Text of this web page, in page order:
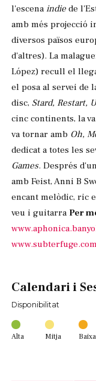
l'escena indie de
amb més projecció
diversos països
d'altres). La
López) recull el
el posa al servei de
disc, Stard, Restart,
cinc continents, la
va tornar amb Oh,
dedicat a totes les
Games. Després
amb Feist, Anni B
encant melòdic, ric
veu i guitarra Per
Calendari i
Disponibilitat
Alta Mitja Baixa